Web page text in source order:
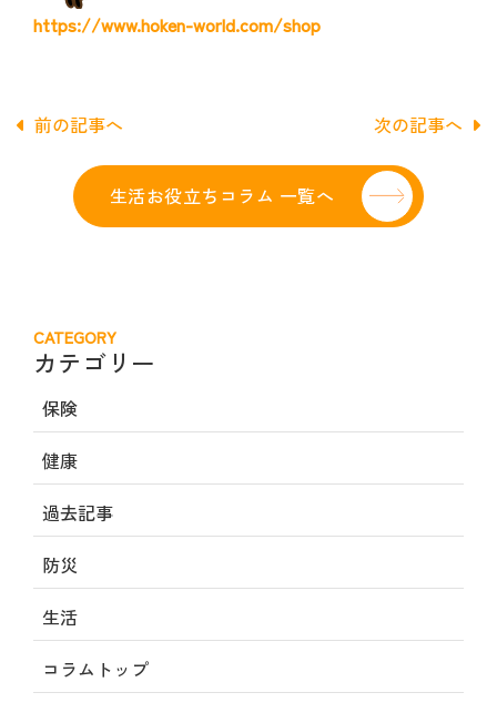
https://www.hoken-world.com/shop
前の記事へ 次の記事へ
生活お役立ちコラム 一覧へ
CATEGORY
カテゴリー
保険
健康
過去記事
防災
生活
コラムトップ